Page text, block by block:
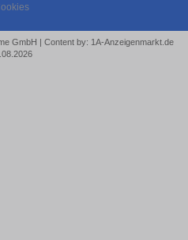
GmbH | Content by: 1A-Anzeigenmarkt.de